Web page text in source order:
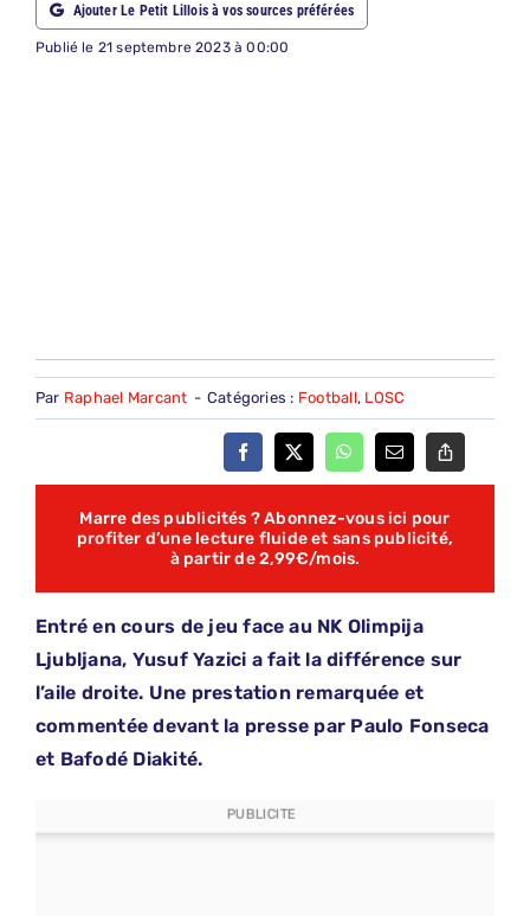
Ajouter Le Petit Lillois à vos sources préférées
Publié le 21 septembre 2023 à 00:00
Par Raphael Marcant - Catégories : Football, LOSC
Marre des publicités ? Abonnez-vous ici pour
profiter d’une lecture fluide et sans publicité,
à partir de 2,99€/mois.
Entré en cours de jeu face au NK Olimpija
Ljubljana, Yusuf Yazici a fait la différence sur
l’aile droite. Une prestation remarquée et
commentée devant la presse par Paulo Fonseca
et Bafodé Diakité.
PUBLICITE